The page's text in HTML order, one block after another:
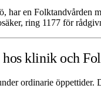
en Folktandvården
ring 1177 för
klinik och
ordinarie